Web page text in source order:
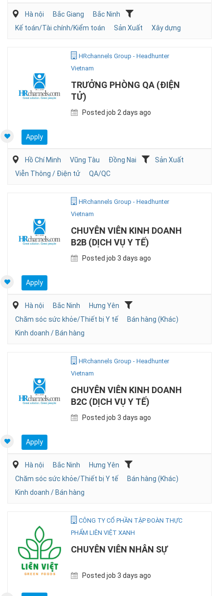
Hà nội Bắc Giang
Bắc Ninh
Kế toán/Tài chính/Kiểm toán
Sản Xuất Xây dựng
HRchannels Group - Headhunter
Vietnam
TRƯỞNG PHÒNG QA (ĐIỆN
TỬ)
Posted job 2 days ago
Apply
Hồ Chí Minh Vũng Tàu Đồng Nai
Sản Xuất
Viễn Thông / Điện tử
QA/QC
HRchannels Group - Headhunter
Vietnam
CHUYÊN VIÊN KINH DOANH
B2B (DỊCH VỤ Y TẾ)
Posted job 3 days ago
Apply
Hà nội Bắc Ninh
Hưng Yên
Chăm sóc sức khỏe/Thiết bị Y tế
Bán hàng (Khác)
Kinh doanh / Bán hàng
HRchannels Group - Headhunter
Vietnam
CHUYÊN VIÊN KINH DOANH
B2C (DỊCH VỤ Y TẾ)
Posted job 3 days ago
Apply
Hà nội Bắc Ninh
Hưng Yên
Chăm sóc sức khỏe/Thiết bị Y tế
Bán hàng (Khác)
Kinh doanh / Bán hàng
CÔNG TY CỔ PHẦN TẬP ĐOÀN THỰC
PHẨM LIÊN VIỆT XANH
CHUYÊN VIÊN NHÂN SỰ
Posted job 3 days ago